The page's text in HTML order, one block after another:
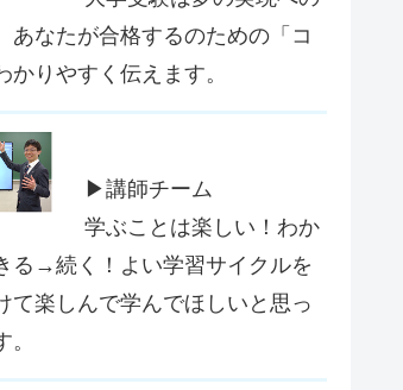
あなたが合格するのための「コ
かりやすく伝えます。
▶講師チーム
学ぶことは楽しい！わか
る→続く！よい学習サイクルを
て楽しんで学んでほしいと思っ